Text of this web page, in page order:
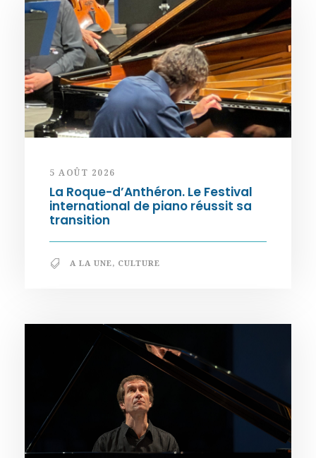
5 AOÛT 2026
La Roque-d’Anthéron. Le Festival
international de piano réussit sa
transition
A LA UNE, CULTURE